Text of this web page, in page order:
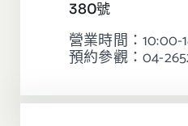
380號
營業時間：10:00-
預約參觀：04-